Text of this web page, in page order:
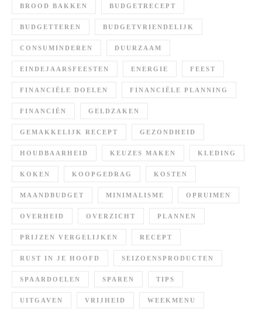
BROOD BAKKEN BUDGETRECEPT
BUDGETTEREN BUDGETVRIENDELIJK
CONSUMINDEREN DUURZAAM
EINDEJAARSFEESTEN ENERGIE FEEST
FINANCIËLE DOELEN FINANCIËLE PLANNING
FINANCIËN GELDZAKEN
GEMAKKELIJK RECEPT GEZONDHEID
HOUDBAARHEID KEUZES MAKEN KLEDING
KOKEN KOOPGEDRAG KOSTEN
MAANDBUDGET MINIMALISME OPRUIMEN
OVERHEID OVERZICHT PLANNEN
PRIJZEN VERGELIJKEN RECEPT
RUST IN JE HOOFD SEIZOENSPRODUCTEN
SPAARDOELEN SPAREN TIPS
UITGAVEN VRIJHEID WEEKMENU